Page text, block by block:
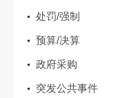
处罚/强制
预算/决算
政府采购
突发公共事件